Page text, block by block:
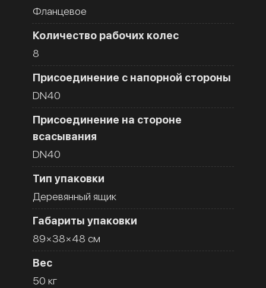
Фланцевое
Количество рабочих колес
8
Присоединение с напорной стороны
DN40
Присоединение на стороне
всасывания
DN40
Тип упаковки
Деревянный ящик
Габариты упаковки
89×38×48 см
Вес
50 кг